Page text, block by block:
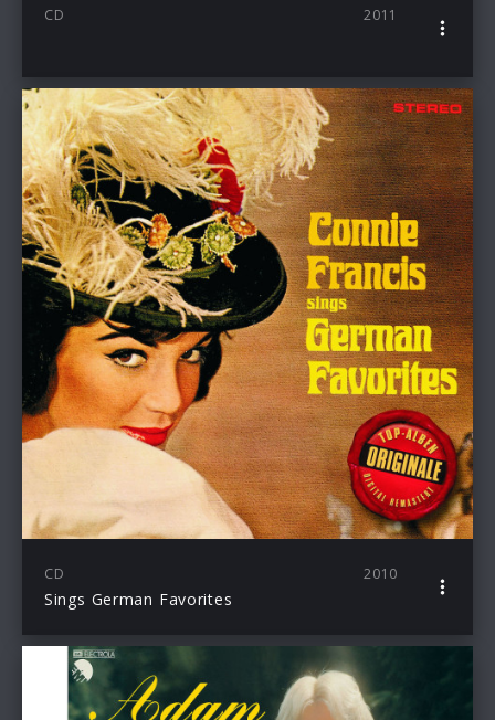
CD 2011
CD 2010
Sings German Favorites